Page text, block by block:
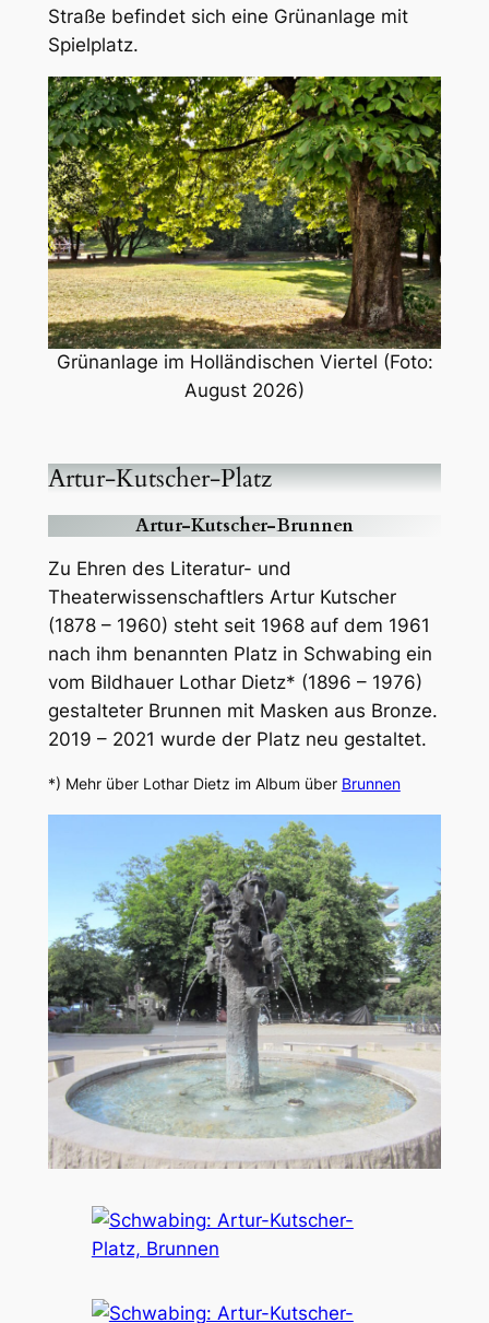
Straße befindet sich eine Grünanlage mit
Spielplatz.
Grünanlage im Holländischen Viertel (Foto:
August 2026)
Artur-Kutscher-Platz
Artur-Kutscher-Brunnen
Zu Ehren des Literatur- und
Theaterwissenschaftlers Artur Kutscher
(1878 – 1960) steht seit 1968 auf dem 1961
nach ihm benannten Platz in Schwabing ein
vom Bildhauer Lothar Dietz* (1896 – 1976)
gestalteter Brunnen mit Masken aus Bronze.
2019 – 2021 wurde der Platz neu gestaltet.
*) Mehr über Lothar Dietz im Album über Brunnen